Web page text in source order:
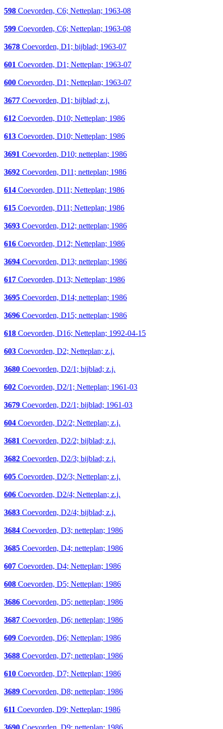
598 Coevorden, C6; Netteplan; 1963-08
599 Coevorden, C6; Netteplan; 1963-08
3678 Coevorden, D1; bijblad; 1963-07
601 Coevorden, D1; Netteplan; 1963-07
600 Coevorden, D1; Netteplan; 1963-07
3677 Coevorden, D1; bijblad; z.j.
612 Coevorden, D10; Netteplan; 1986
613 Coevorden, D10; Netteplan; 1986
3691 Coevorden, D10; netteplan; 1986
3692 Coevorden, D11; netteplan; 1986
614 Coevorden, D11; Netteplan; 1986
615 Coevorden, D11; Netteplan; 1986
3693 Coevorden, D12; netteplan; 1986
616 Coevorden, D12; Netteplan; 1986
3694 Coevorden, D13; netteplan; 1986
617 Coevorden, D13; Netteplan; 1986
3695 Coevorden, D14; netteplan; 1986
3696 Coevorden, D15; netteplan; 1986
618 Coevorden, D16; Netteplan; 1992-04-15
603 Coevorden, D2; Netteplan; z.j.
3680 Coevorden, D2/1; bijblad; z.j.
602 Coevorden, D2/1; Netteplan; 1961-03
3679 Coevorden, D2/1; bijblad; 1961-03
604 Coevorden, D2/2; Netteplan; z.j.
3681 Coevorden, D2/2; bijblad; z.j.
3682 Coevorden, D2/3; bijblad; z.j.
605 Coevorden, D2/3; Netteplan; z.j.
606 Coevorden, D2/4; Netteplan; z.j.
3683 Coevorden, D2/4; bijblad; z.j.
3684 Coevorden, D3; netteplan; 1986
3685 Coevorden, D4; netteplan; 1986
607 Coevorden, D4; Netteplan; 1986
608 Coevorden, D5; Netteplan; 1986
3686 Coevorden, D5; netteplan; 1986
3687 Coevorden, D6; netteplan; 1986
609 Coevorden, D6; Netteplan; 1986
3688 Coevorden, D7; netteplan; 1986
610 Coevorden, D7; Netteplan; 1986
3689 Coevorden, D8; netteplan; 1986
611 Coevorden, D9; Netteplan; 1986